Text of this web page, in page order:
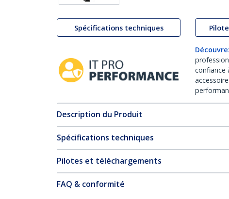
Spécifications techniques
confiance
Description du Produit
Spécifications techniques
Pilotes et téléchargements
FAQ & conformité